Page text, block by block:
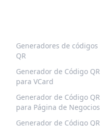
Generadores de códigos
QR
Generador de Código QR
para VCard
Generador de Código QR
para Página de Negocios
Generador de Código QR